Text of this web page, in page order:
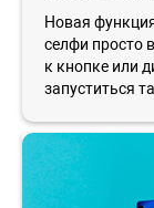
Новая
селфи просто
к кнопке или
запуститься